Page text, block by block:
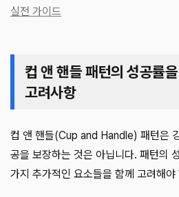
실전 가이드
컵 앤 핸들 패턴의 성공률
고려사항
컵 앤 핸들(Cup and Handle) 패턴은
공을 보장하는 것은 아닙니다. 패턴의
가지 추가적인 요소들을 함께 고려해야